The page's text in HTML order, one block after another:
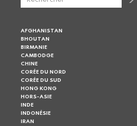
AFGHANISTAN
BHOUTAN
BIRMANIE
CAMBODGE
CHINE
CORÉE DU NORD
CORÉE DU SUD
HONG KONG
HORS-ASIE
INDE
INDONÉSIE
IRAN